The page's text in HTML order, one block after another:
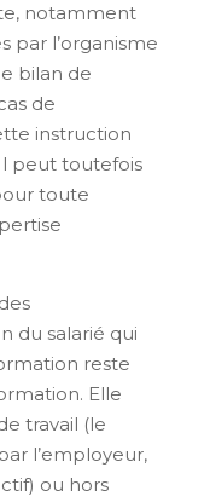
notamment
par l’organisme
bilan de
de
instruction
peut toutefois
toute
du salarié qui
reste
Elle
travail (le
l’employeur,
ou hors